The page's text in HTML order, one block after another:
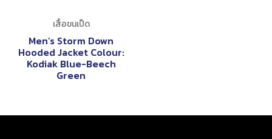
เสื้อขนเป็ด
Men’s Storm Down
Hooded Jacket Colour:
Kodiak Blue-Beech
Green